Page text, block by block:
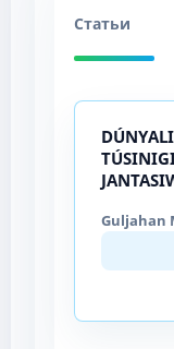
Статьи
Guljahan